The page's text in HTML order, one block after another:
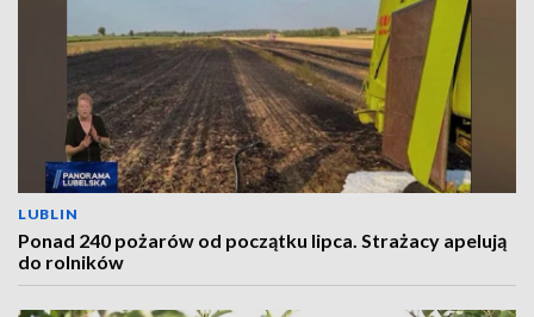
LUBLIN
Ponad 240 pożarów od początku lipca. Strażacy apelują
do rolników